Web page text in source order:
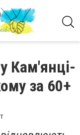
Кам'янці-
за 60+